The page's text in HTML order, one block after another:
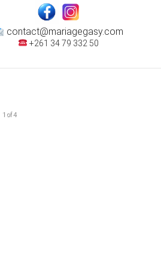
contact@mariagegasy.com
+261 34 79 332 50
1 of 4